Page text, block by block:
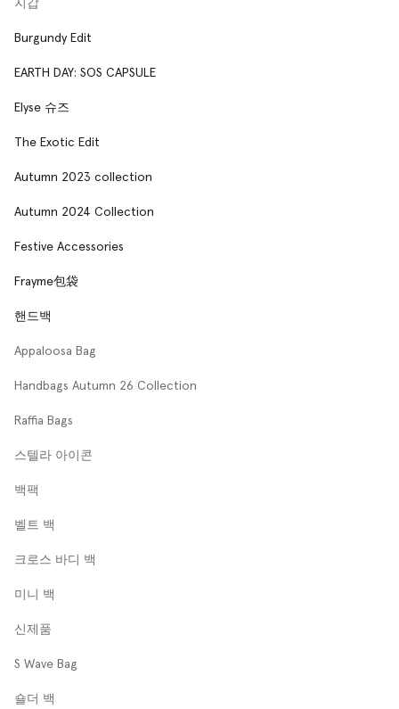
지갑
Burgundy Edit
EARTH DAY: SOS CAPSULE
Elyse 슈즈
The Exotic Edit
Autumn 2023 collection
Autumn 2024 Collection
Festive Accessories
Frayme包袋
핸드백
Appaloosa Bag
Handbags Autumn 26 Collection
Raffia Bags
스텔라 아이콘
백팩
벨트 백
크로스 바디 백
미니 백
신제품
S Wave Bag
숄더 백